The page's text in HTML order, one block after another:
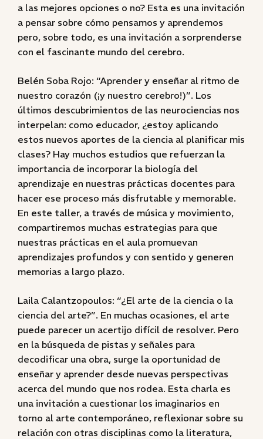
a las mejores opciones o no? Esta es una invitación
a pensar sobre cómo pensamos y aprendemos
pero, sobre todo, es una invitación a sorprenderse
con el fascinante mundo del cerebro.
Belén Soba Rojo: “Aprender y enseñar al ritmo de
nuestro corazón (¡y nuestro cerebro!)”. Los
últimos descubrimientos de las neurociencias nos
interpelan: como educador, ¿estoy aplicando
estos nuevos aportes de la ciencia al planificar mis
clases? Hay muchos estudios que refuerzan la
importancia de incorporar la biología del
aprendizaje en nuestras prácticas docentes para
hacer ese proceso más disfrutable y memorable.
En este taller, a través de música y movimiento,
compartiremos muchas estrategias para que
nuestras prácticas en el aula promuevan
aprendizajes profundos y con sentido y generen
memorias a largo plazo.
Laila Calantzopoulos: “¿El arte de la ciencia o la
ciencia del arte?”. En muchas ocasiones, el arte
puede parecer un acertijo difícil de resolver. Pero
en la búsqueda de pistas y señales para
decodificar una obra, surge la oportunidad de
enseñar y aprender desde nuevas perspectivas
acerca del mundo que nos rodea. Esta charla es
una invitación a cuestionar los imaginarios en
torno al arte contemporáneo, reflexionar sobre su
relación con otras disciplinas como la literatura,